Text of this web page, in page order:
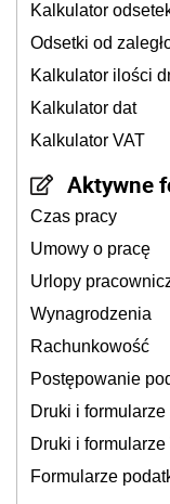
Kalkulator
Odsetki od
Kalkulator ilości
Kalkulator dat
Kalkulator VAT
Aktywne
Czas pracy
Umowy o pracę
Urlopy
Wynagrodzenia
Rachunkowość
Postępowanie
Druki i formularze
Druki i formularze
Formularze